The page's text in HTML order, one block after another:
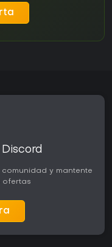
y mantente
ofertas